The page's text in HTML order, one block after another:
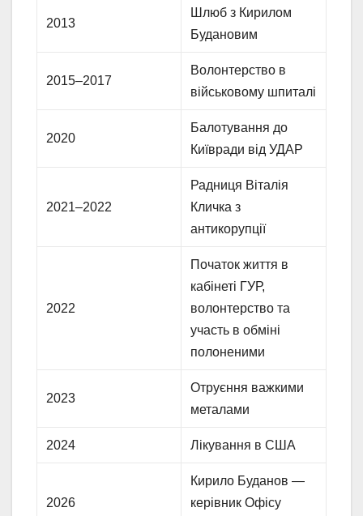
2013
Шлюб з Кирилом
Будановим
2015–2017
Волонтерство в
військовому шпиталі
2020
Балотування до
Київради від УДАР
2021–2022
Радниця Віталія
Кличка з
антикорупції
2022
Початок життя в
кабінеті ГУР,
волонтерство та
участь в обміні
полоненими
2023
Отруєння важкими
металами
2024 Лікування в США
2026
Кирило Буданов —
керівник Офісу